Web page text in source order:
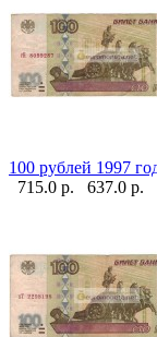
100 рублей 1997
715.0 р.
637.0 р.